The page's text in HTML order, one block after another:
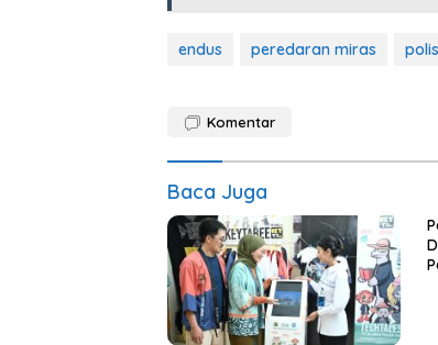
endus peredaran miras
Komentar
Baca Juga